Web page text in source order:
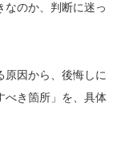
なのか、判断に迷っ
原因から、後悔しに
べき箇所」を、具体